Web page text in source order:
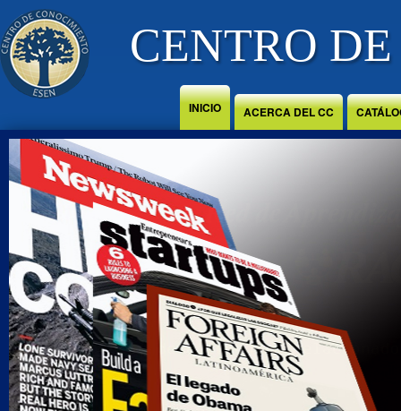
Jump to Content
CENTRO
INICIO ACERCA DEL CC